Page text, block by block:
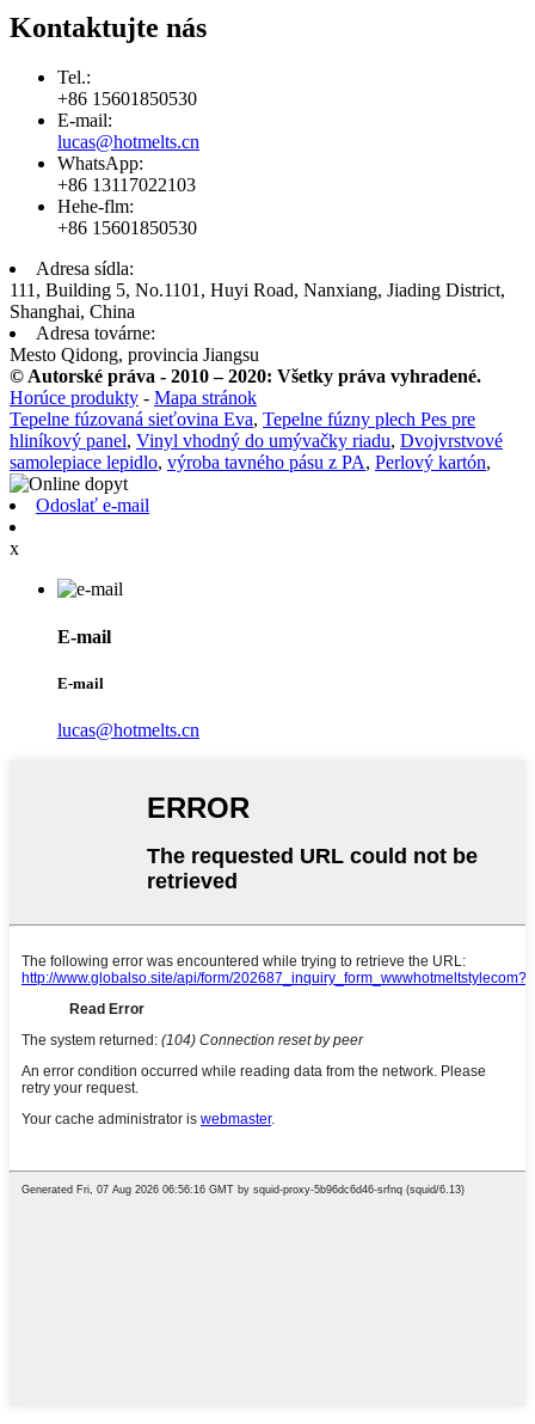
Kontaktujte nás
Tel.:
+86 15601850530
E-mail:
lucas@hotmelts.cn
WhatsApp:
+86 13117022103
Hehe-flm:
+86 15601850530
Adresa sídla:
111, Building 5, No.1101, Huyi Road, Nanxiang, Jiading District,
Shanghai, China
Adresa továrne:
Mesto Qidong, provincia Jiangsu
© Autorské práva - 2010 – 2020: Všetky práva vyhradené.
Horúce produkty - Mapa stránok
Tepelne fúzovaná sieťovina Eva, Tepelne fúzny plech Pes pre
hliníkový panel, Vinyl vhodný do umývačky riadu, Dvojvrstvové
samolepiace lepidlo, výroba tavného pásu z PA, Perlový kartón,
Odoslať e-mail
x
E-mail
E-mail
lucas@hotmelts.cn